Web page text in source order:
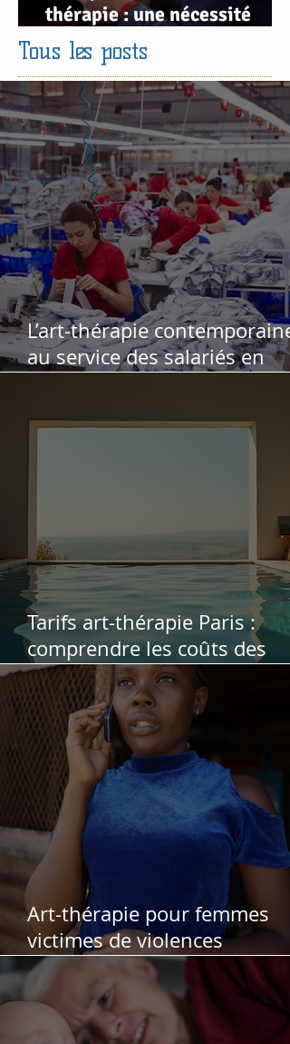
thérapie : une nécessité
clinique et éthique
Tous les posts
L’art-thérapie contemporaine
au service des salariés en
Tarifs art-thérapie Paris :
comprendre les coûts des
séances d'art-thérapie
Art-thérapie pour femmes
victimes de violences
conjugales